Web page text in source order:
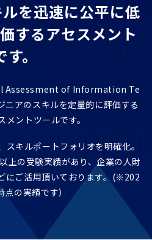
を迅速に公平に低
するアセスメント
す。
Assessment of Information Te
ニアのスキルを定量的に評価する
メントツールです。
キルポートフォリオを明確化。
上の受験実績があり、企業の人財
にご活用頂いております。(※202
の実績です）